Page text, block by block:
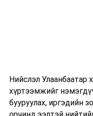
Нийслэл Улаанбаатар
хүртээмжийг
бууруулах, иргэдийн